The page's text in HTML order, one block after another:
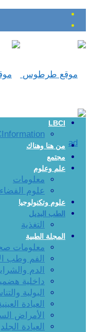
LBCI
من هنا وهناك
مجتمع
علم وعلوم
معلومات
علوم الفضاء
علوم وتكنولوجيا
الطب البديل
التغذية
المجلة الطبية
معلومات
الفم وطب
الدم
داخلية
البولية
العيادة
الأمراض
العيادة